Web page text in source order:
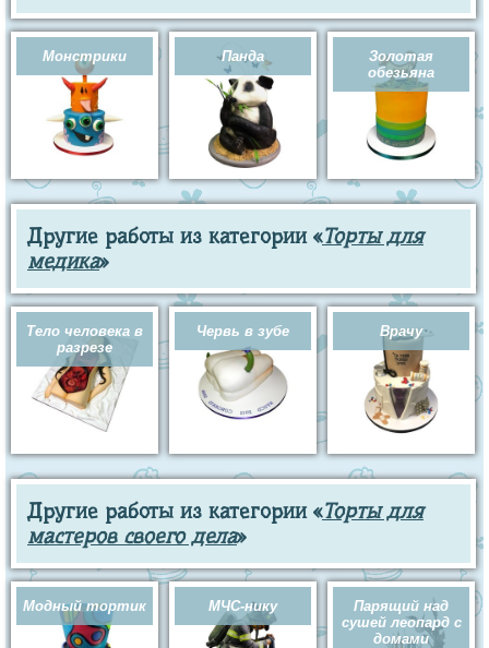
Монстрики Панда
Золотая
обезьяна
Другие работы из категории «Торты для
медика»
Тело человека в
разрезе
Червь в зубе Врачу
Другие работы из категории «Торты для
мастеров своего дела»
Модный тортик МЧС-нику
Парящий над
сушей леопард с
домами